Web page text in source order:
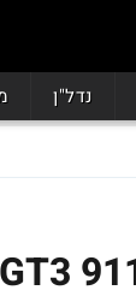
נדל"ן